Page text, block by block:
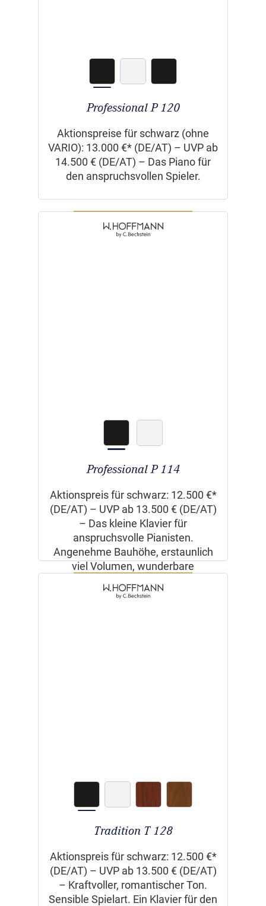
Professional P 120
Aktionspreise für schwarz (ohne
VARIO): 13.000 €* (DE/AT) – UVP ab
14.500 € (DE/AT) – Das Piano für
den anspruchsvollen Spieler.
Professional P 114
Aktionspreis für schwarz: 12.500 €*
(DE/AT) – UVP ab 13.500 € (DE/AT)
– Das kleine Klavier für
anspruchsvolle Pianisten.
Angenehme Bauhöhe, erstaunlich
viel Volumen, wunderbare
Tradition T 128
Aktionspreis für schwarz: 12.500 €*
(DE/AT) – UVP ab 13.500 € (DE/AT)
– Kraftvoller, romantischer Ton.
Sensible Spielart. Ein Klavier für den